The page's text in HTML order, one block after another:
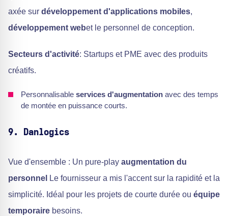
axée sur développement d'applications mobiles,
développement webet le personnel de conception.
Secteurs d'activité: Startups et PME avec des produits
créatifs.
Personnalisable services d'augmentation avec des temps
de montée en puissance courts.
9. Danlogics
Vue d'ensemble : Un pure-play augmentation du
personnel
Le fournisseur a mis l'accent sur la rapidité et la
simplicité. Idéal pour les projets de courte durée ou équipe
temporaire besoins.